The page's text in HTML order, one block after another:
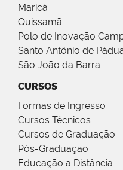
Maricá
Quissamã
Polo de Inovação
Santo Antônio de
São João da Barra
CURSOS
Formas de Ingresso
Cursos Técnicos
Cursos de Graduação
Pós-Graduação
Educação a Distância